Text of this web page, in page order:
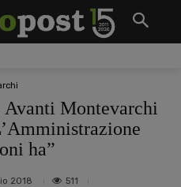
Montevarchi
ha”
2018 511